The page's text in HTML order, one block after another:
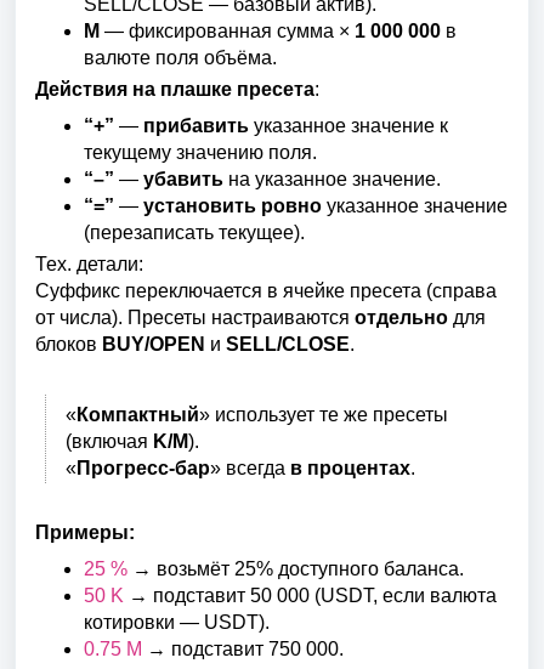
M — фиксированная сумма × 1 000 000 в
валюте поля объёма.
Действия на плашке пресета:
“+” — прибавить указанное значение к
текущему значению поля.
“–” — убавить на указанное значение.
“=” — установить ровно указанное значение
(перезаписать текущее).
Тех. детали:
Суффикс переключается в ячейке пресета (справа
от числа). Пресеты настраиваются отдельно для
блоков BUY/OPEN и SELL/CLOSE.
«Компактный» использует те же пресеты
(включая K/M).
«Прогресс-бар» всегда в процентах.
Примеры:
25 % → возьмёт 25% доступного баланса.
50 K → подставит 50 000 (USDT, если валюта
котировки — USDT).
0.75 M → подставит 750 000.